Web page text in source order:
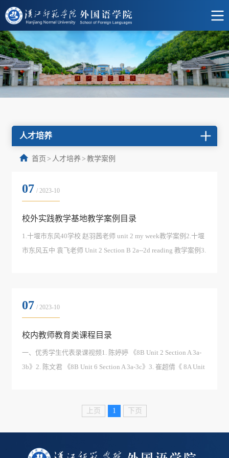
人才培养
首页 > 人才培养 > 教学案例
07 / 2023-10
校外实践教学基地教学案例目录
1.十堰市东风40学校 赵羽茜老师 unit 2 my week教学案例2.十堰
市东风五中 袁飞老师 Unit 2 Section B 2a--2d reading 教学案例3.
风五中 李...
07 / 2023-10
校内教师教育类课程目录
一、优秀学生代表录课视频1. 陈婷婷 《8B Unit 2 Section A 3a-
3b》2. 陈文君 《8B Unit 6 Section A 3a-3c》3. 崔超倩《 8A Unit
2d-3c》7. 郭小慧 《8B Unit 5 Section A 1a-1c》8. ...
上页 1 下页